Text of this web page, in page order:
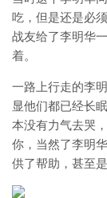
吃，但是还是必
战友给了李明华
着。
一路上行走的李
显他们都已经长
本没有力气去哭
你，当然了李明
供了帮助，甚至